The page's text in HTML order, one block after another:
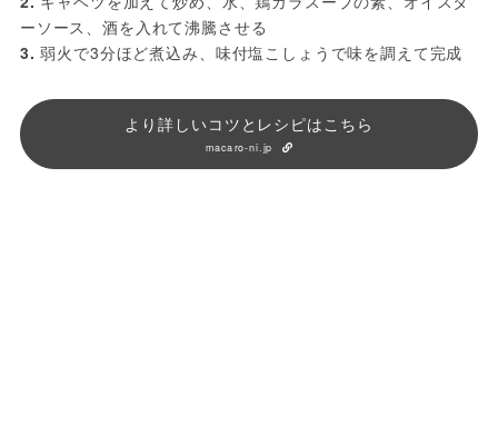
ーソース、酒を入れて沸騰させる
3. 弱火で3分ほど煮込み、味付塩こしょうで味を調えて完成
より詳しいコツとレシピはこちら
macaro-ni.jp